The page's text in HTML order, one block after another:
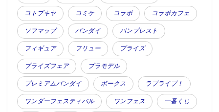
コトブキヤ コミケ コラボ コラボカフェ
ソフマップ バンダイ バンプレスト
フィギュア フリュー プライズ
プライズフェア プラモデル
プレミアムバンダイ ボークス ラブライブ！
ワンダーフェスティバル ワンフェス 一番くじ